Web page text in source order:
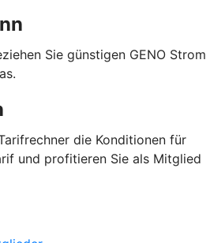
Sie günstigen GENO Strom
die Konditionen für
und profitieren Sie als Mitglied